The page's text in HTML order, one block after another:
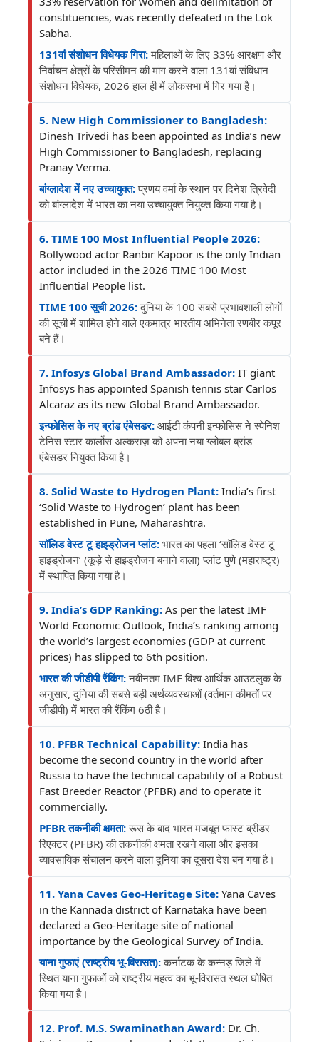
constituencies, was recently defeated in the Lok
Sabha.
131वां संशोधन विधेयक गिरा:महिलाओं के लिए 33% आरक्षण और
निर्वाचन क्षेत्रों के परिसीमन की मांग करने वाला 131वां संविधान
संशोधन विधेयक, 2026 हाल ही में लोकसभा में गिर गया है।
5. New High Commissioner to Bangladesh:
Dinesh Trivedi has been appointed as India’s new
High Commissioner to Bangladesh, replacing
Pranay Verma.
बांग्लादेश में नए उच्चायुक्त:प्रणय वर्मा के स्थान पर दिनेश त्रिवेदी
को बांग्लादेश में भारत का नया उच्चायुक्त नियुक्त किया गया है।
6. TIME 100 Most Influential People 2026:
Bollywood actor Ranbir Kapoor is the only Indian
actor included in the 2026 TIME 100 Most
Influential People list.
TIME 100 सूची 2026:दुनिया के 100 सबसे प्रभावशाली लोगों
की सूची में शामिल होने वाले एकमात्र भारतीय अभिनेता रणबीर कपूर
बने हैं।
7. Infosys Global Brand Ambassador: IT giant
Infosys has appointed Spanish tennis star Carlos
Alcaraz as its new Global Brand Ambassador.
इन्फोसिस के नए ब्रांड एंबेसडर: आईटी कंपनी इन्फोसिस ने स्पेनिश
टेनिस स्टार कार्लोस अल्कराज़ को अपना नया ग्लोबल ब्रांड
एंबेसडर नियुक्त किया है।
8. Solid Waste to Hydrogen Plant: India’s first
‘Solid Waste to Hydrogen’ plant has been
established in Pune, Maharashtra.
सॉलिड वेस्ट टू हाइड्रोजन प्लांट: भारत का पहला ‘सॉलिड वेस्ट टू
हाइड्रोजन’ (कूड़े से हाइड्रोजन बनाने वाला) प्लांट पुणे (महाराष्ट्र)
में स्थापित किया गया है।
9. India’s GDP Ranking: As per the latest IMF
World Economic Outlook, India’s ranking among
the world’s largest economies (GDP at current
prices) has slipped to 6th position.
भारत की जीडीपी रैंकिंग:नवीनतम IMF विश्व आर्थिक आउटलुक के
अनुसार, दुनिया की सबसे बड़ी अर्थव्यवस्थाओं (वर्तमान कीमतों पर
जीडीपी) में भारत की रैंकिंग 6ठी है।
10. PFBR Technical Capability: India has
become the second country in the world after
Russia to have the technical capability of a Robust
Fast Breeder Reactor (PFBR) and to operate it
commercially.
PFBR तकनीकी क्षमता:रूस के बाद भारत मजबूत फास्ट ब्रीडर
रिएक्टर (PFBR) की तकनीकी क्षमता रखने वाला और इसका
व्यावसायिक संचालन करने वाला दुनिया का दूसरा देश बन गया है।
11. Yana Caves Geo-Heritage Site: Yana Caves
in the Kannada district of Karnataka have been
declared a Geo-Heritage site of national
importance by the Geological Survey of India.
याना गुफाएं (राष्ट्रीय भू-विरासत):कर्नाटक के कन्नड़ जिले में
स्थित याना गुफाओं को राष्ट्रीय महत्व का भू-विरासत स्थल घोषित
किया गया है।
12. Prof. M.S. Swaminathan Award: Dr. Ch.